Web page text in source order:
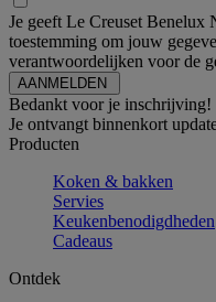
Je geeft Le Creuset Benelux
toestemming om jouw
verantwoordelijken voor de
Bedankt voor je inschrijving!
Je ontvangt binnenkort
Producten
Koken & bakken
Servies
Keukenbenodigdheden
Cadeaus
Ontdek